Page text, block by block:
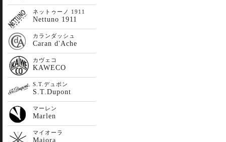
ネットゥーノ 1911
Nettuno 1911
カランダッシュ
Caran d'Ache
カヴェコ
KAWECO
S.T.デュポン
S.T.Dupont
マーレン
Marlen
マイオーラ
Maiora